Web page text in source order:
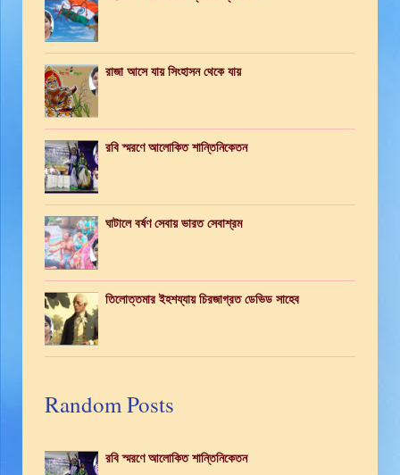
রাজা আসে যায় সিংহাসন থেকে যায়
রবি স্মরণে আলোকিত শান্তিনিকেতন
ঘাটালে বর্ষণ সেবায় ভারত সেবাশ্রম
তিলোত্তমার ইহশয্যায় চিরজাগ্রত ডেভিড সাহেব
Random Posts
রবি স্মরণে আলোকিত শান্তিনিকেতন